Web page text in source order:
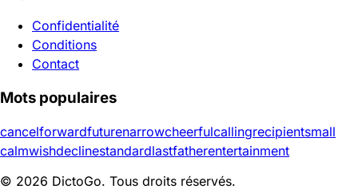
Confidentialité
Conditions
Contact
Mots populaires
cancelforwardfuturenarrowcheerfulcallingrecipientsmall
calmwishdeclinestandardlastfatherentertainment
© 2026 DictoGo. Tous droits réservés.